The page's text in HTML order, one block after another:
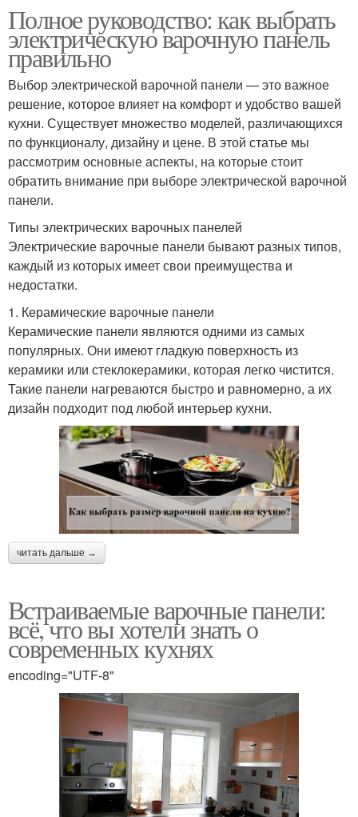
Полное руководство: как выбрать
электрическую варочную панель
правильно
Выбор электрической варочной панели — это важное
решение, которое влияет на комфорт и удобство вашей
кухни. Существует множество моделей, различающихся
по функционалу, дизайну и цене. В этой статье мы
рассмотрим основные аспекты, на которые стоит
обратить внимание при выборе электрической варочной
панели.
Типы электрических варочных панелей
Электрические варочные панели бывают разных типов,
каждый из которых имеет свои преимущества и
недостатки.
1. Керамические варочные панели
Керамические панели являются одними из самых
популярных. Они имеют гладкую поверхность из
керамики или стеклокерамики, которая легко чистится.
Такие панели нагреваются быстро и равномерно, а их
дизайн подходит под любой интерьер кухни.
читать дальше →
Встраиваемые варочные панели:
всё, что вы хотели знать о
современных кухнях
encoding="UTF-8"